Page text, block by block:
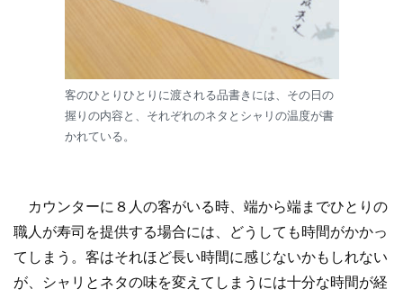
客のひとりひとりに渡される品書きには、その日の
握りの内容と、それぞれのネタとシャリの温度が書
かれている。
カウンターに８人の客がいる時、端から端までひとりの
職人が寿司を提供する場合には、どうしても時間がかかっ
てしまう。客はそれほど長い時間に感じないかもしれない
が、シャリとネタの味を変えてしまうには十分な時間が経